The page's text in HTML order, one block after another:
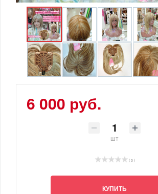
6 000 руб.
шт
( 0 )
КУПИТЬ